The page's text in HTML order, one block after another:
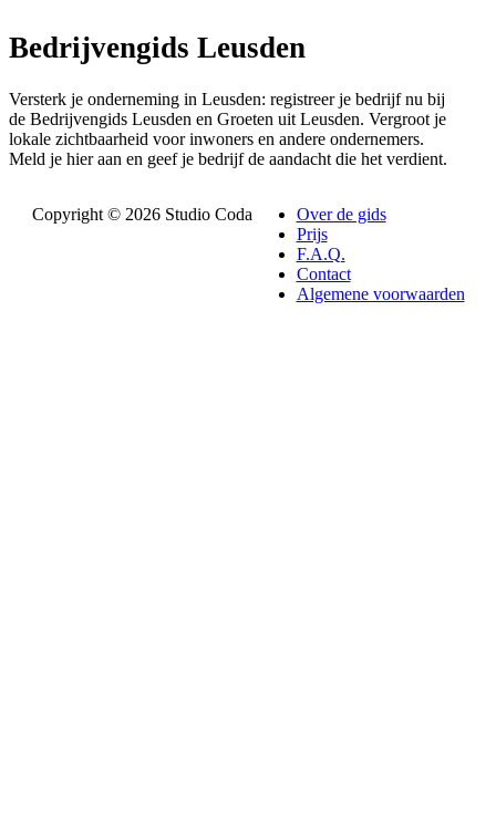
Bedrijvengids Leusden
Versterk je onderneming in Leusden: registreer je bedrijf nu bij
de Bedrijvengids Leusden en Groeten uit Leusden. Vergroot je
lokale zichtbaarheid voor inwoners en andere ondernemers.
Meld je hier aan en geef je bedrijf de aandacht die het verdient.
Copyright © 2026 Studio Coda
Over de gids
Prijs
F.A.Q.
Contact
Algemene voorwaarden